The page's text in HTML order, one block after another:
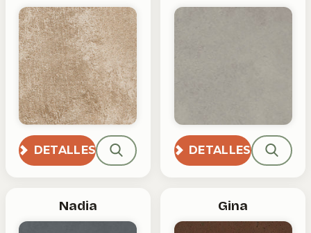
DETALLES DETALLES
Nadia Gina